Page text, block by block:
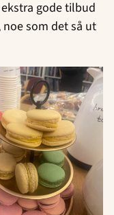
gode tilbud
som det så ut